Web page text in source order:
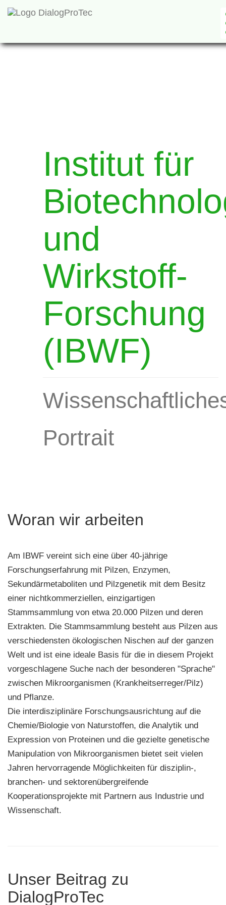
Institut für
und
Wirkstoff-
Forschung
(IBWF)
Portrait
Woran wir arbeiten
Am IBWF vereint sich eine über 40-jährige
Forschungserfahrung mit Pilzen, Enzymen,
Sekundärmetaboliten und Pilzgenetik mit dem Besitz
einer nichtkommerziellen, einzigartigen
Stammsammlung von etwa 20.000 Pilzen und deren
Extrakten. Die Stammsammlung besteht aus Pilzen aus
verschiedensten ökologischen Nischen auf der ganzen
Welt und ist eine ideale Basis für die in diesem Projekt
vorgeschlagene Suche nach der besonderen "Sprache"
zwischen Mikroorganismen (Krankheitserreger/Pilz)
und Pflanze.
Die interdisziplinäre Forschungsausrichtung auf die
Chemie/Biologie von Naturstoffen, die Analytik und
Expression von Proteinen und die gezielte genetische
Manipulation von Mikroorganismen bietet seit vielen
Jahren hervorragende Möglichkeiten für disziplin-,
branchen- und sektorenübergreifende
Kooperationsprojekte mit Partnern aus Industrie und
Wissenschaft.
Unser Beitrag zu
DialogProTec